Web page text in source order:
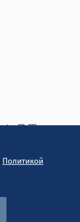
Политикой